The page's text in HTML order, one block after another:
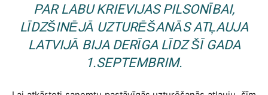
PAR LABU KRIEVIJAS PILSONĪBAI,
LĪDZŠINĒJĀ UZTURĒŠANĀS ATĻAUJA
LATVIJĀ BIJA DERĪGA LĪDZ ŠĪ GADA
1.SEPTEMBRIM.